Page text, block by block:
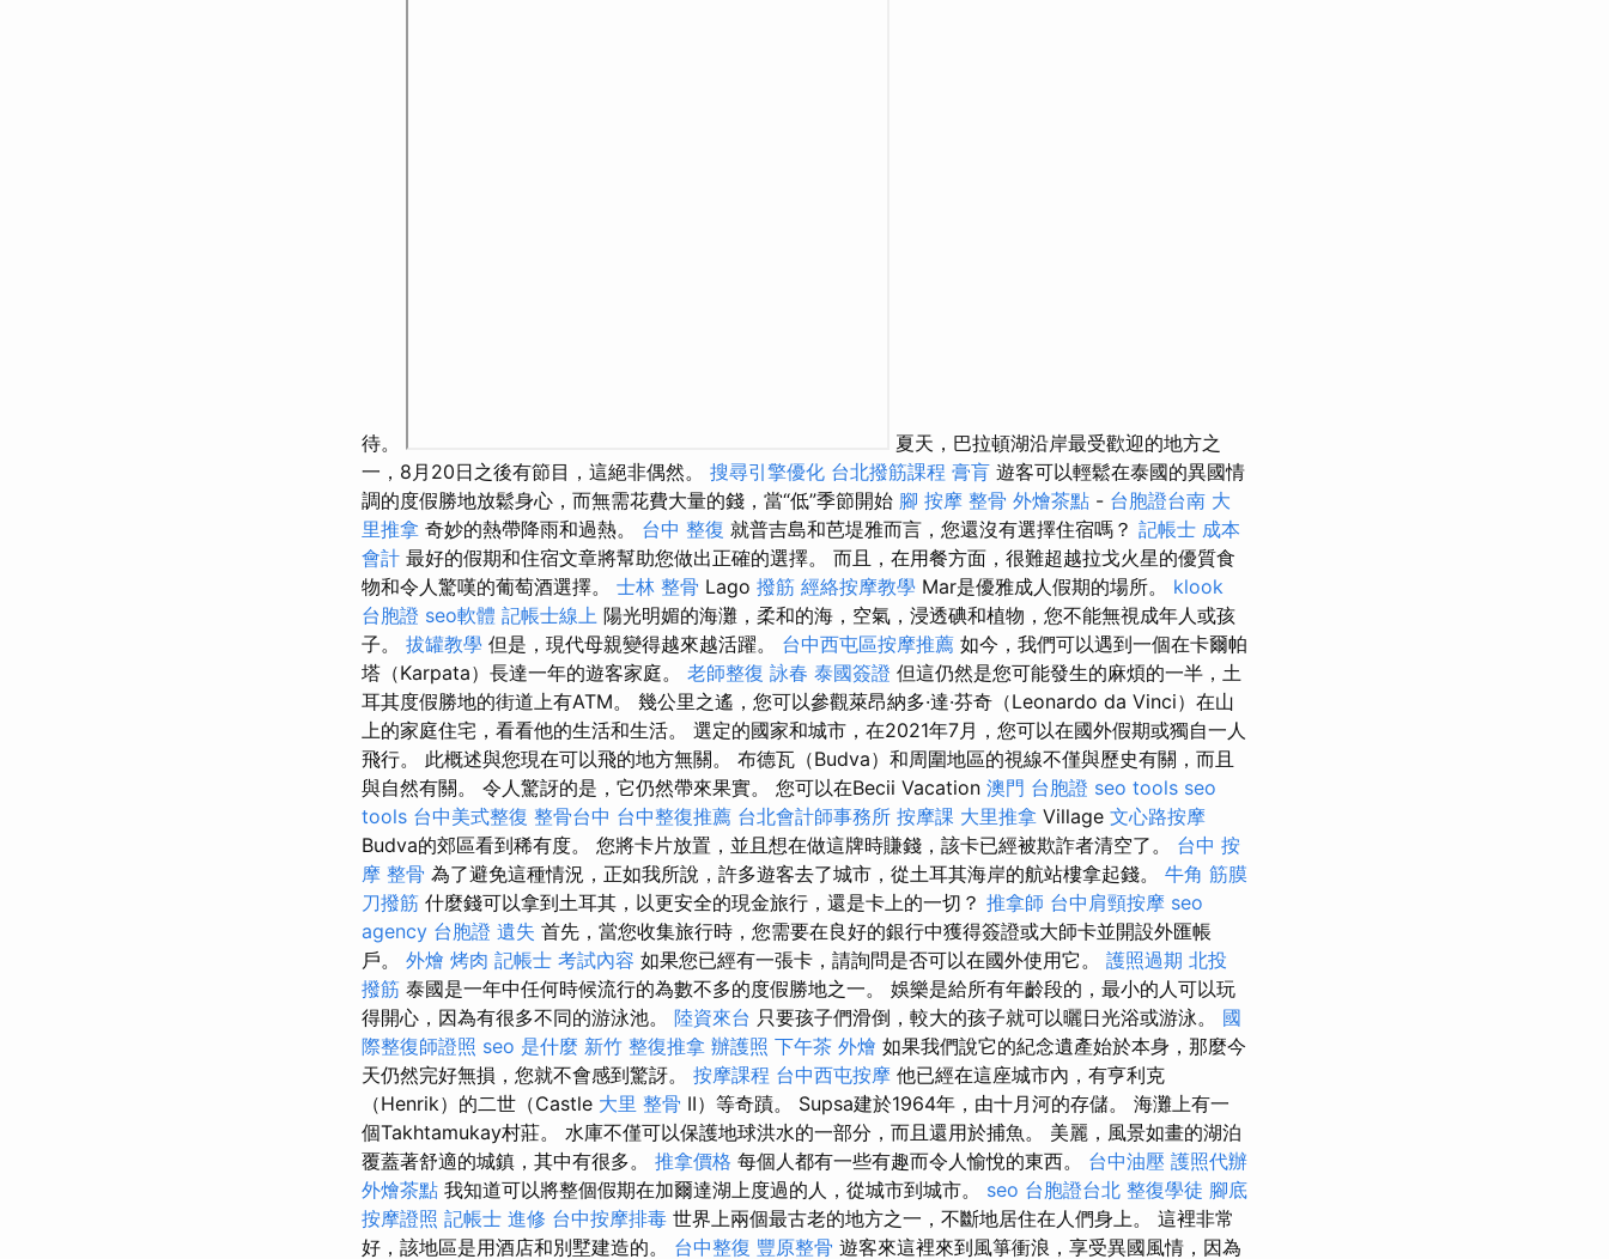
待。
夏天，巴拉頓湖沿岸最受歡迎的地方之
一，8月20日之後有節目，這絕非偶然。 搜尋引擎優化 台北撥筋課程 膏肓 遊客可以輕鬆在泰國的異國情
調的度假勝地放鬆身心，而無需花費大量的錢，當“低”季節開始 腳 按摩 整骨 外燴茶點 - 台胞證台南 大
里推拿 奇妙的熱帶降雨和過熱。 台中 整復 就普吉島和芭堤雅而言，您還沒有選擇住宿嗎？ 記帳士 成本
會計 最好的假期和住宿文章將幫助您做出正確的選擇。 而且，在用餐方面，很難超越拉戈火星的優質食
物和令人驚嘆的葡萄酒選擇。 士林 整骨 Lago 撥筋 經絡按摩教學 Mar是優雅成人假期的場所。 klook
台胞證 seo軟體 記帳士線上 陽光明媚的海灘，柔和的海，空氣，浸透碘和植物，您不能無視成年人或孩
子。 拔罐教學 但是，現代母親變得越來越活躍。 台中西屯區按摩推薦 如今，我們可以遇到一個在卡爾帕
塔（Karpata）長達一年的遊客家庭。 老師整復 詠春 泰國簽證 但這仍然是您可能發生的麻煩的一半，土
耳其度假勝地的街道上有ATM。 幾公里之遙，您可以參觀萊昂納多·達·芬奇（Leonardo da Vinci）在山
上的家庭住宅，看看他的生活和生活。 選定的國家和城市，在2021年7月，您可以在國外假期或獨自一人
飛行。 此概述與您現在可以飛的地方無關。 布德瓦（Budva）和周圍地區的視線不僅與歷史有關，而且
與自然有關。 令人驚訝的是，它仍然帶來果實。 您可以在Becii Vacation 澳門 台胞證 seo tools seo
tools 台中美式整復 整骨台中 台中整復推薦 台北會計師事務所 按摩課 大里推拿 Village 文心路按摩
Budva的郊區看到稀有度。 您將卡片放置，並且想在做這牌時賺錢，該卡已經被欺詐者清空了。 台中 按
摩 整骨 為了避免這種情況，正如我所說，許多遊客去了城市，從土耳其海岸的航站樓拿起錢。 牛角 筋膜
刀撥筋 什麼錢可以拿到土耳其，以更安全的現金旅行，還是卡上的一切？ 推拿師 台中肩頸按摩 seo
agency 台胞證 遺失 首先，當您收集旅行時，您需要在良好的銀行中獲得簽證或大師卡並開設外匯帳
戶。 外燴 烤肉 記帳士 考試內容 如果您已經有一張卡，請詢問是否可以在國外使用它。 護照過期 北投
撥筋 泰國是一年中任何時候流行的為數不多的度假勝地之一。 娛樂是給所有年齡段的，最小的人可以玩
得開心，因為有很多不同的游泳池。 陸資來台 只要孩子們滑倒，較大的孩子就可以曬日光浴或游泳。 國
際整復師證照 seo 是什麼 新竹 整復推拿 辦護照 下午茶 外燴 如果我們說它的紀念遺產始於本身，那麼今
天仍然完好無損，您就不會感到驚訝。 按摩課程 台中西屯按摩 他已經在這座城市內，有亨利克
（Henrik）的二世（Castle 大里 整骨 II）等奇蹟。 Supsa建於1964年，由十月河的存儲。 海灘上有一
個Takhtamukay村莊。 水庫不僅可以保護地球洪水的一部分，而且還用於捕魚。 美麗，風景如畫的湖泊
覆蓋著舒適的城鎮，其中有很多。 推拿價格 每個人都有一些有趣而令人愉悅的東西。 台中油壓 護照代辦
外燴茶點 我知道可以將整個假期在加爾達湖上度過的人，從城市到城市。 seo 台胞證台北 整復學徒 腳底
按摩證照 記帳士 進修 台中按摩排毒 世界上兩個最古老的地方之一，不斷地居住在人們身上。 這裡非常
好，該地區是用酒店和別墅建造的。 台中整復 豐原整骨 遊客來這裡來到風箏衝浪，享受異國風情，因為